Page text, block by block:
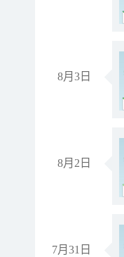
8月3日
8月2日
7月31日